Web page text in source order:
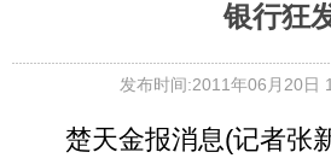
银行狂
发布时间:2011年06月20日
楚天金报消息(记者张新